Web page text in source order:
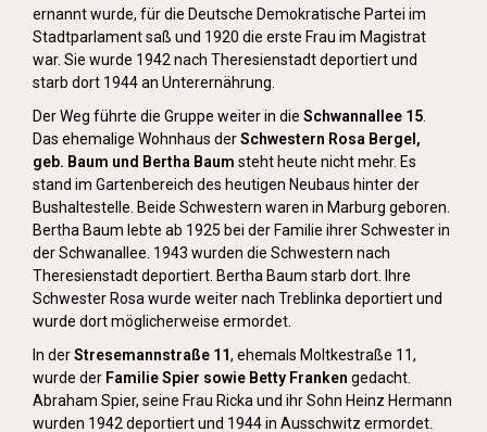
ernannt wurde, für die Deutsche Demokratische Partei im
Stadtparlament saß und 1920 die erste Frau im Magistrat
war. Sie wurde 1942 nach Theresienstadt deportiert und
starb dort 1944 an Unterernährung.
Der Weg führte die Gruppe weiter in die Schwannallee 15
Das ehemalige Wohnhaus derSchwestern Rosa Bergel,
geb. Baum und Bertha Baum steht heute nicht mehr. Es
stand im Gartenbereich des heutigen Neubaus hinter der
Bushaltestelle. Beide Schwestern waren in Marburg geboren.
Bertha Baum lebte ab 1925 bei der Familie ihrer Schwester in
der Schwanallee. 1943 wurden die Schwestern nach
Theresienstadt deportiert. Bertha Baum starb dort. Ihre
Schwester Rosa wurde weiter nach Treblinka deportiert und
wurde dort möglicherweise ermordet.
In derStresemannstraße 11, ehemals Moltkestraße 11,
wurde der Familie Spier sowie Betty Franken gedacht.
Abraham Spier, seine Frau Ricka und ihr Sohn Heinz Hermann
wurden 1942 deportiert und 1944 in Ausschwitz ermordet.